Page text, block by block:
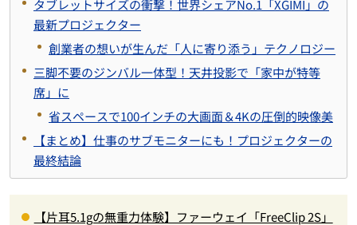
タブレットサイズの衝撃！世界シェアNo.1「XGIMI」の
最新プロジェクター
創業者の想いが生んだ「人に寄り添う」テクノロジー
三脚不要のジンバル一体型！天井投影で「家中が特等
席」に
省スペースで100インチの大画面＆4Kの圧倒的映像美
【まとめ】仕事のサブモニターにも！プロジェクターの
最終結論
【片耳5.1gの無重力体験】ファーウェイ「FreeClip 2S」